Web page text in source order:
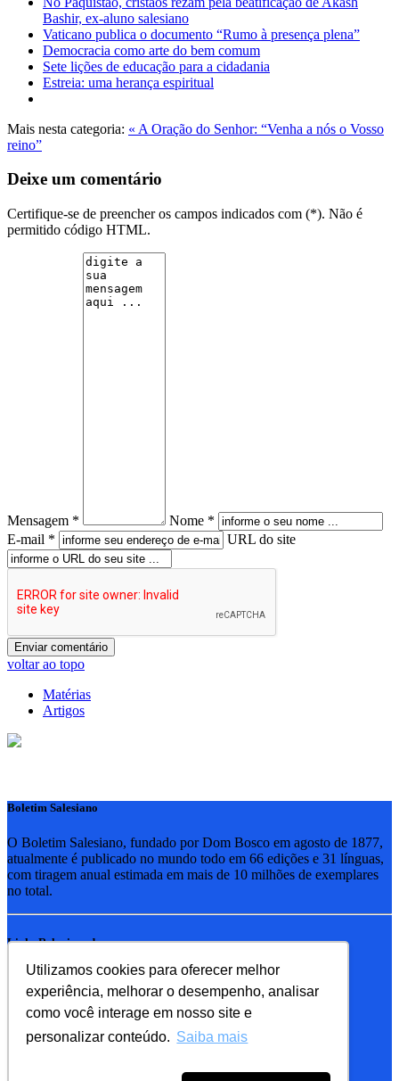
Utilizamos cookies para oferecer melhor
experiência, melhorar o desempenho, analisar
como você interage em nosso site e
personalizar conteúdo. Saiba mais
Bashir, ex-aluno salesiano
Vaticano publica o documento “Rumo à presença plena”
Democracia como arte do bem comum
Sete lições de educação para a cidadania
Estreia: uma herança espiritual
Mais nesta categoria: « A Oração do Senhor: “Venha a nós o Vosso
reino”
Deixe um comentário
Certifique-se de preencher os campos indicados com (*). Não é
permitido código HTML.
Mensagem *
Nome *
E-mail *
URL do site
voltar ao topo
Matérias
Artigos
Boletim Salesiano
O Boletim Salesiano, fundado por Dom Bosco em agosto de 1877,
atualmente é publicado no mundo todo em 66 edições e 31 línguas,
com tiragem anual estimada em mais de 10 milhões de exemplares
no total.
Links Relacionados
RSB - Rede Salesiana Brasil
EDEBE - Editora
UPV - União pela Vida
Familia Salesiana